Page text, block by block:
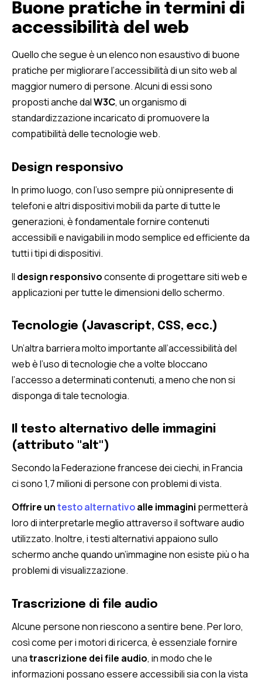
Buone pratiche in termini di
accessibilità del web
Quello che segue è un elenco non esaustivo di buone
pratiche per migliorare l’accessibilità di un sito web al
maggior numero di persone. Alcuni di essi sono
proposti anche dalW3C, un organismo di
standardizzazione incaricato di promuovere la
compatibilità delle tecnologie web.
Design responsivo
In primo luogo, con l’uso sempre più onnipresente di
telefoni e altri dispositivi mobili da parte di tutte le
generazioni, è fondamentale fornire contenuti
accessibili e navigabili in modo semplice ed efficiente da
tutti i tipi di dispositivi.
Il design responsivoconsente di progettare siti web e
applicazioni per tutte le dimensioni dello schermo.
Tecnologie (Javascript, CSS, ecc.)
Un’altra barriera molto importante all’accessibilità del
web è l’uso di tecnologie che a volte bloccano
l’accesso a determinati contenuti, a meno che non si
disponga di tale tecnologia.
Il testo alternativo delle immagini
(attributo "alt")
Secondo la Federazione francese dei ciechi, in Francia
ci sono 1,7 milioni di persone con problemi di vista.
Offrire untesto alternativoalle immagini permetterà
loro di interpretarle meglio attraverso il software audio
utilizzato. Inoltre, i testi alternativi appaiono sullo
schermo anche quando un’immagine non esiste più o ha
problemi di visualizzazione.
Trascrizione di file audio
Alcune persone non riescono a sentire bene. Per loro,
così come per i motori di ricerca, è essenziale fornire
unatrascrizione dei file audio, in modo che le
informazioni possano essere accessibili sia con la vista